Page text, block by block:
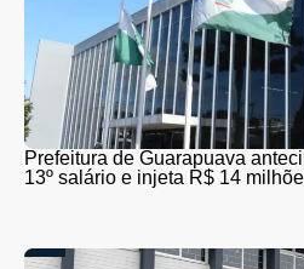
Prefeitura de Guarapuava
13º salário e injeta R$ 14